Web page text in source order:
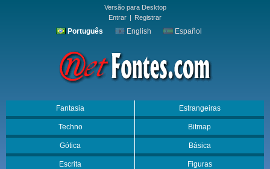
Versão para Desktop
Entrar | Registrar
Português English Español
Fantasia Estrangeiras
Techno Bitmap
Gótica Básica
Escrita Figuras